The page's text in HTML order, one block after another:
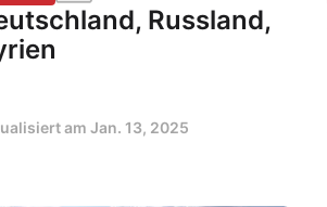
Russland,
am Jan. 13, 2025